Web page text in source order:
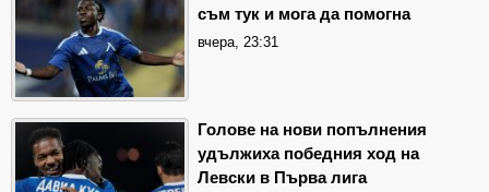
съм тук и мога да помогна
вчера, 23:31
Голове на нови попълнения
удължиха победния ход на
Левски в Първа лига